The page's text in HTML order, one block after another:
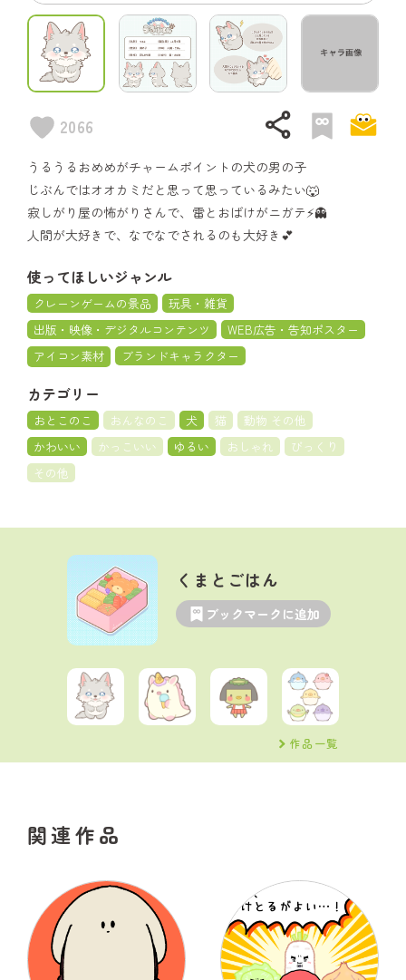
2066 share
うるうるおめめがチャームポイントの犬の男の子
じぶんではオオカミだと思って思っているみたい🐺
寂しがり屋の怖がりさんで、雷とおばけがニガテ⚡️👻
人間が大好きで、なでなでされるのも大好き💕
使ってほしいジャンル
クレーンゲームの景品
玩具・雑貨
出版・映像・デジタルコンテンツ
WEB広告・告知ポスター
アイコン素材
ブランドキャラクター
カテゴリー
おとこのこ おんなのこ 犬 猫
動物 その他
かわいい
かっこいい ゆるい おしゃれ
びっくり
その他
くまとごはん
ブックマークに追加
作品一覧
関連作品